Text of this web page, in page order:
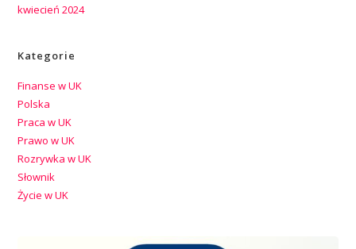
kwiecień 2024
Kategorie
Finanse w UK
Polska
Praca w UK
Prawo w UK
Rozrywka w UK
Słownik
Życie w UK